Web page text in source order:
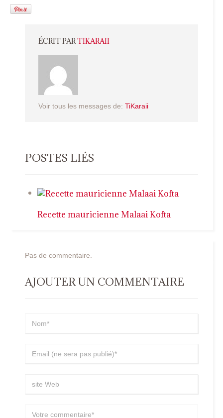
ÉCRIT PARTIKARAII
Voir tous les messages de: TiKaraii
POSTES LIÉS
Recette mauricienne Malaai Kofta
Pas de commentaire.
AJOUTER UN COMMENTAIRE